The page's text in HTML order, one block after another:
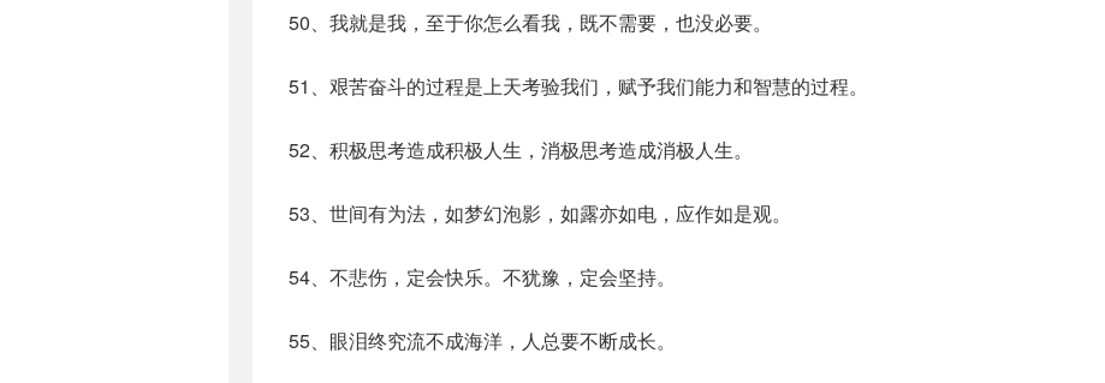
50、我就是我，至于你怎么看我，既不需要，也没必要。
51、艰苦奋斗的过程是上天考验我们，赋予我们能力和智慧的过程。
52、积极思考造成积极人生，消极思考造成消极人生。
53、世间有为法，如梦幻泡影，如露亦如电，应作如是观。
54、不悲伤，定会快乐。不犹豫，定会坚持。
55、眼泪终究流不成海洋，人总要不断成长。